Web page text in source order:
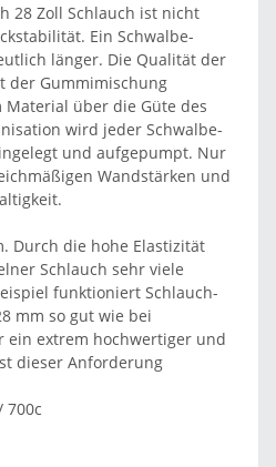
28 Zoll Schlauch ist nicht
Ein Schwalbe-
länger. Die Qualität der
der Gummimischung
über die Güte des
wird jeder Schwalbe-
und aufgepumpt. Nur
Wandstärken und
Durch die hohe Elastizität
Schlauch sehr viele
funktioniert Schlauch-
mm so gut wie bei
ein extrem hochwertiger und
dieser Anforderung
700c